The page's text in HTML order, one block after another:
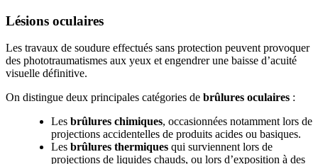
Lésions oculaires
Les travaux de soudure effectués sans protection peuvent provoquer
des phototraumatismes aux yeux et engendrer une baisse d’acuité
visuelle définitive.
On distingue deux principales catégories de brûlures oculaires :
Les brûlures chimiques, occasionnées notamment lors de
projections accidentelles de produits acides ou basiques.
Les brûlures thermiques qui surviennent lors de
projections de liquides chauds, ou lors d’exposition à des